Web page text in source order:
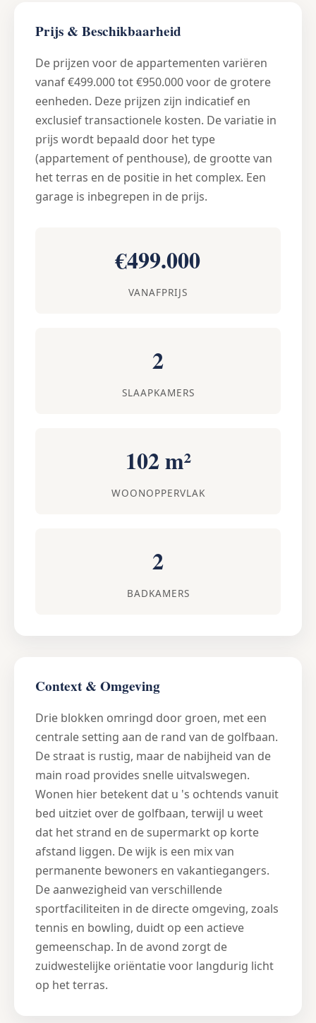
Prijs & Beschikbaarheid
De prijzen voor de appartementen variëren
vanaf €499.000 tot €950.000 voor de grotere
eenheden. Deze prijzen zijn indicatief en
exclusief transactionele kosten. De variatie in
prijs wordt bepaald door het type
(appartement of penthouse), de grootte van
het terras en de positie in het complex. Een
garage is inbegrepen in de prijs.
€499.000
VANAFPRIJS
2
SLAAPKAMERS
102 m²
WOONOPPERVLAK
2
BADKAMERS
Context & Omgeving
Drie blokken omringd door groen, met een
centrale setting aan de rand van de golfbaan.
De straat is rustig, maar de nabijheid van de
main road provides snelle uitvalswegen.
Wonen hier betekent dat u 's ochtends vanuit
bed uitziet over de golfbaan, terwijl u weet
dat het strand en de supermarkt op korte
afstand liggen. De wijk is een mix van
permanente bewoners en vakantiegangers.
De aanwezigheid van verschillende
sportfaciliteiten in de directe omgeving, zoals
tennis en bowling, duidt op een actieve
gemeenschap. In de avond zorgt de
zuidwestelijke oriëntatie voor langdurig licht
op het terras.